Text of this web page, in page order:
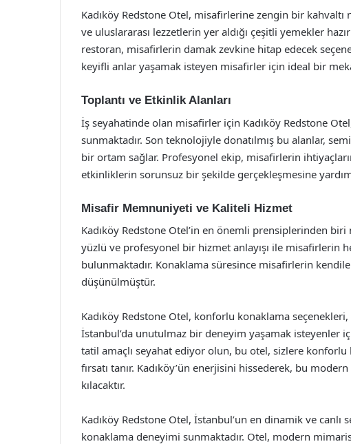
Kadıköy Redstone Otel, misafirlerine zengin bir
ve uluslararası lezzetlerin yer aldığı çeşitli yemekler
restoran, misafirlerin damak zevkine hitap edecek
keyifli anlar yaşamak isteyen misafirler için ideal bir
Toplantı ve Etkinlik Alanları
İş seyahatinde olan misafirler için Kadıköy Redstone
sunmaktadır. Son teknolojiyle donatılmış bu alanlar,
bir ortam sağlar. Profesyonel ekip, misafirlerin
etkinliklerin sorunsuz bir şekilde gerçekleşmesine
Misafir Memnuniyeti ve Kaliteli Hizmet
Kadıköy Redstone Otel’in en önemli prensiplerinden
yüzlü ve profesyonel bir hizmet anlayışı ile misafirlerin
bulunmaktadır. Konaklama süresince misafirlerin
düşünülmüştür.
Kadıköy Redstone Otel, konforlu konaklama
İstanbul’da unutulmaz bir deneyim yaşamak isteyenler
tatil amaçlı seyahat ediyor olun, bu otel, sizlere
fırsatı tanır. Kadıköy’ün enerjisini hissederek, bu
kılacaktır.
Kadıköy Redstone Otel, İstanbul’un en dinamik ve
konaklama deneyimi sunmaktadır. Otel, modern